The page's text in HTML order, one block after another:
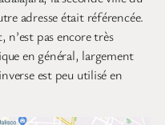
adresse était référencée.
n’est pas encore très
en général, largement
est peu utilisé en